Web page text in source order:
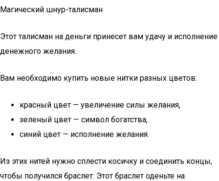
Магический шнур-талисман
Этот талисман на деньги принесет вам удачу и исполнение
денежного желания.
Вам необходимо купить новые нитки разных цветов:
красный цвет — увеличение силы желания,
зеленый цвет — символ богатства,
синий цвет — исполнение желания.
Из этих нитей нужно сплести косичку и соединить концы,
чтобы получился браслет. Этот браслет оденьте на